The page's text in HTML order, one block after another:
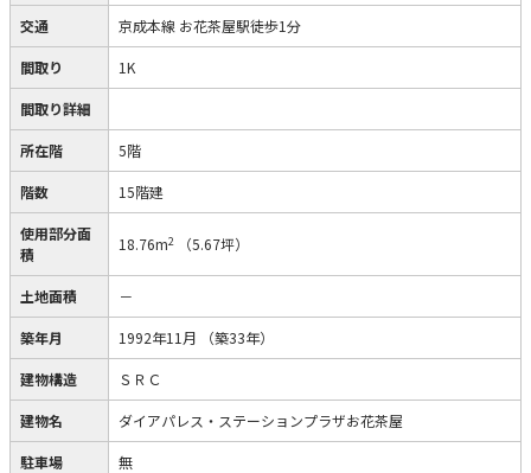
交通 京成本線 お花茶屋駅徒歩1分
間取り 1K
間取り詳細
所在階 5階
階数 15階建
使用部分面
積
18.76m2 （5.67坪）
土地面積 －
築年月 1992年11月 （築33年）
建物構造 ＳＲＣ
建物名 ダイアパレス・ステーションプラザお花茶屋
駐車場 無